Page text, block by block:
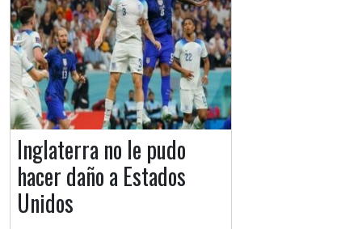
Inglaterra no le pudo
hacer daño a Estados
Unidos